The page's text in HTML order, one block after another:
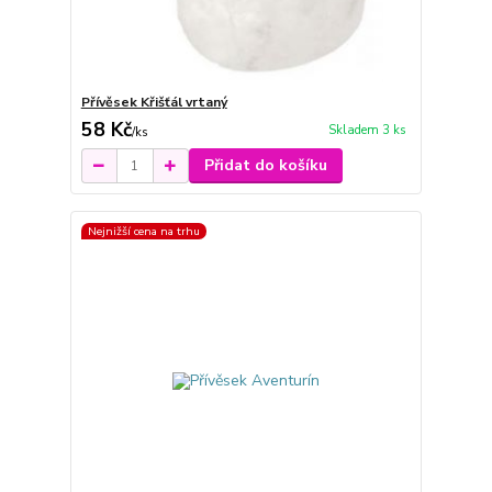
Přívěsek Křišťál vrtaný
58 Kč/ks Skladem 3 ks
Přidat do košíku
Nejnižší cena na trhu